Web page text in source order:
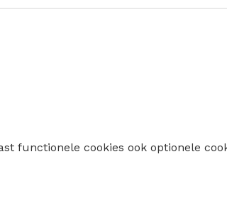
functionele cookies ook optionele